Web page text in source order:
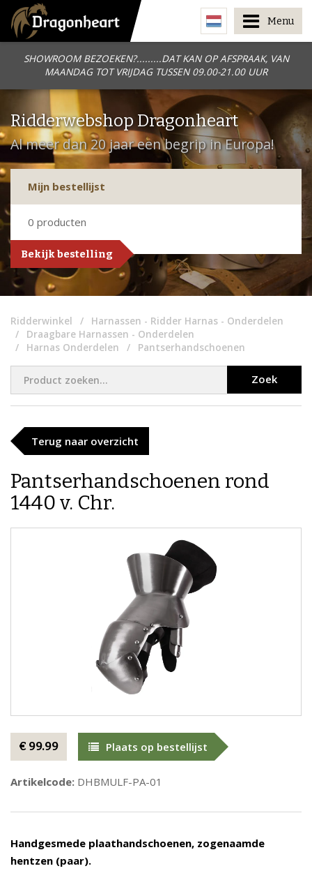
SHOWROOM BEZOEKEN?.........DAT KAN OP AFSPRAAK, VAN
MAANDAG TOT VRIJDAG TUSSEN 09.00-21.00 UUR
Menu
Ridderwebshop Dragonheart
Al meer dan 20 jaar een begrip in Europa!
Mijn bestellijst
0 producten
Bekijk bestelling
Ridderwinkel
Harnassen - Ridder Harnas - Onderdelen
Draagbare Harnassen - Onderdelen
Harnas Onderdelen
Pantserhandschoenen
Zoek
Terug naar overzicht
Pantserhandschoenen rond
1440 v. Chr.
€ 99.99 Plaats op bestellijst
Artikelcode: DHBMULF-PA-01
Handgesmede plaathandschoenen, zogenaamde
hentzen (paar).